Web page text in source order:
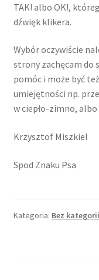
TAK! albo OK!,
dźwięk klikera.
Wybór oczywiście
strony zachęcam do
pomóc i może być
umiejętności np.
w ciepło-zimno,
Krzysztof Miszkiel
Spod Znaku Psa
Kategoria: Bez kategorii